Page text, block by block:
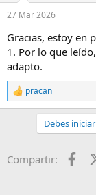
27 Mar 2026
Gracias, estoy en
1. Por lo que
adapto.
R
e
o
pracan
Debes
Compartir: